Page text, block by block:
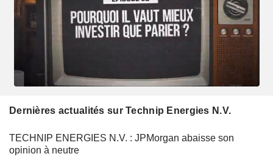
Dernières actualités sur Technip Energies N.V.
TECHNIP ENERGIES N.V. : JPMorgan abaisse son
opinion à neutre